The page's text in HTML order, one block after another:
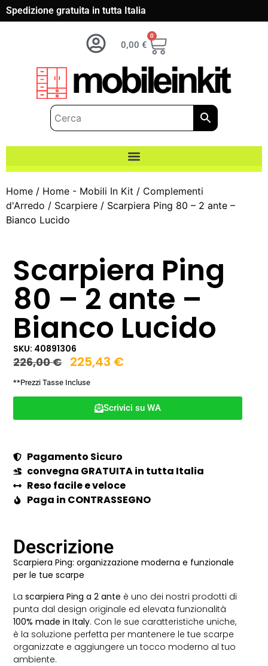
Spedizione gratuita in tutta Italia
0,00 €
0
Home / Home - Mobili In Kit / Complementi
d'Arredo / Scarpiere / Scarpiera Ping 80 – 2 ante –
Bianco Lucido
Scarpiera Ping
80 – 2 ante –
Bianco Lucido
SKU: 40891306
226,00€ 225,43 €
**Prezzi Tasse Incluse
Scrivici su WA
Pagamento Sicuro
convegna GRATUITA in tutta Italia
Reso facile e veloce
Paga in CONTRASSEGNO
Descrizione
Scarpiera Ping: organizzazione moderna e funzionale
per le tue scarpe
Lascarpiera Ping a 2 ante è uno dei nostri prodotti di
punta dal design originale ed elevata funzionalità
100% made in Italy. Con le sue caratteristiche uniche,
è la soluzione perfetta per mantenere le tue scarpe
organizzate e aggiungere un tocco moderno al tuo
ambiente.